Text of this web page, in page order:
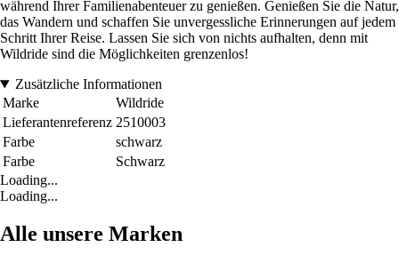
während Ihrer Familienabenteuer zu genießen. Genießen Sie die Natur,
das Wandern und schaffen Sie unvergessliche Erinnerungen auf jedem
Schritt Ihrer Reise. Lassen Sie sich von nichts aufhalten, denn mit
Wildride sind die Möglichkeiten grenzenlos!
Zusätzliche Informationen
Marke
Wildride
Lieferantenreferenz 2510003
Farbe
schwarz
Farbe
Schwarz
Loading...
Loading...
Alle unsere Marken